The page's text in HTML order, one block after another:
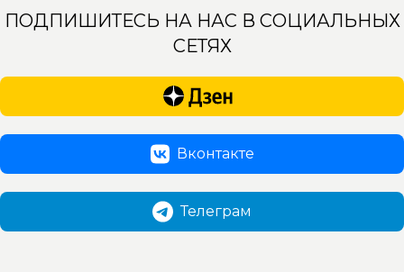
ПОДПИШИТЕСЬ НА НАС В СОЦИАЛЬНЫХ
СЕТЯХ
Вконтакте
Телеграм